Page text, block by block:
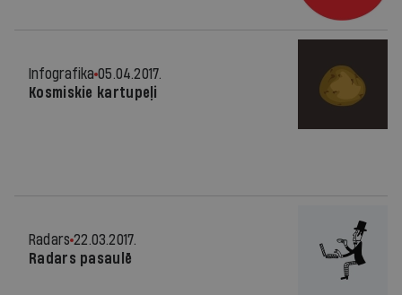
Infografika 05.04.2017.
Kosmiskie kartupeļi
Radars 22.03.2017.
Radars pasaulē